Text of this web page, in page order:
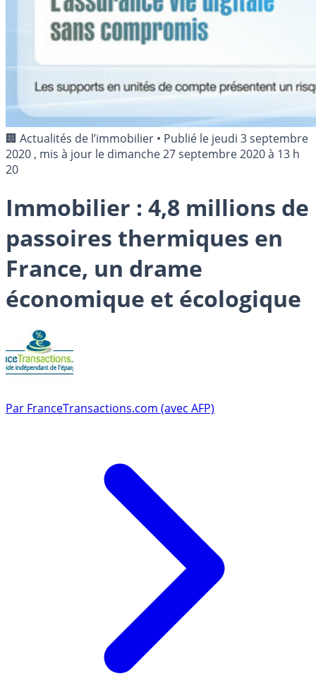
🏢 Actualités de l’immobilier • Publié le jeudi 3 septembre
2020 , mis à jour le dimanche 27 septembre 2020 à 13 h
20
Immobilier : 4,8 millions de
passoires thermiques en
France, un drame
économique et écologique
Par FranceTransactions.com (avec AFP)